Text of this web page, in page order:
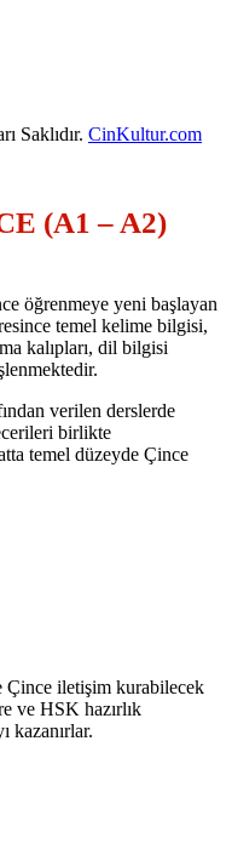
Saklıdır. CinKultur.com
(A1 – A2)
öğrenmeye yeni başlayan
temel kelime bilgisi,
kalıpları, dil bilgisi
verilen derslerde
birlikte
temel düzeyde Çince
Çince iletişim kurabilecek
ve HSK hazırlık
kazanırlar.